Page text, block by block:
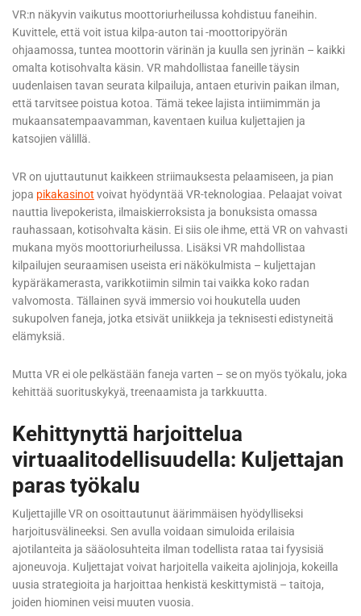
VR:n näkyvin vaikutus moottoriurheilussa kohdistuu faneihin.
Kuvittele, että voit istua kilpa-auton tai -moottoripyörän
ohjaamossa, tuntea moottorin värinän ja kuulla sen jyrinän – kaikki
omalta kotisohvalta käsin. VR mahdollistaa faneille täysin
uudenlaisen tavan seurata kilpailuja, antaen eturivin paikan ilman,
että tarvitsee poistua kotoa. Tämä tekee lajista intiimimmän ja
mukaansatempaavamman, kaventaen kuilua kuljettajien ja
katsojien välillä.
VR on ujuttautunut kaikkeen striimauksesta pelaamiseen, ja pian
jopa pikakasinot voivat hyödyntää VR-teknologiaa. Pelaajat voivat
nauttia livepokerista, ilmaiskierroksista ja bonuksista omassa
rauhassaan, kotisohvalta käsin. Ei siis ole ihme, että VR on vahvasti
mukana myös moottoriurheilussa. Lisäksi VR mahdollistaa
kilpailujen seuraamisen useista eri näkökulmista – kuljettajan
kypäräkamerasta, varikkotiimin silmin tai vaikka koko radan
valvomosta. Tällainen syvä immersio voi houkutella uuden
sukupolven faneja, jotka etsivät uniikkeja ja teknisesti edistyneitä
elämyksiä.
Mutta VR ei ole pelkästään faneja varten – se on myös työkalu, joka
kehittää suorituskykyä, treenaamista ja tarkkuutta.
Kehittynyttä harjoittelua
virtuaalitodellisuudella: Kuljettajan
paras työkalu
Kuljettajille VR on osoittautunut äärimmäisen hyödylliseksi
harjoitusvälineeksi. Sen avulla voidaan simuloida erilaisia
ajotilanteita ja sääolosuhteita ilman todellista rataa tai fyysisiä
ajoneuvoja. Kuljettajat voivat harjoitella vaikeita ajolinjoja, kokeilla
uusia strategioita ja harjoittaa henkistä keskittymistä – taitoja,
joiden hiominen veisi muuten vuosia.